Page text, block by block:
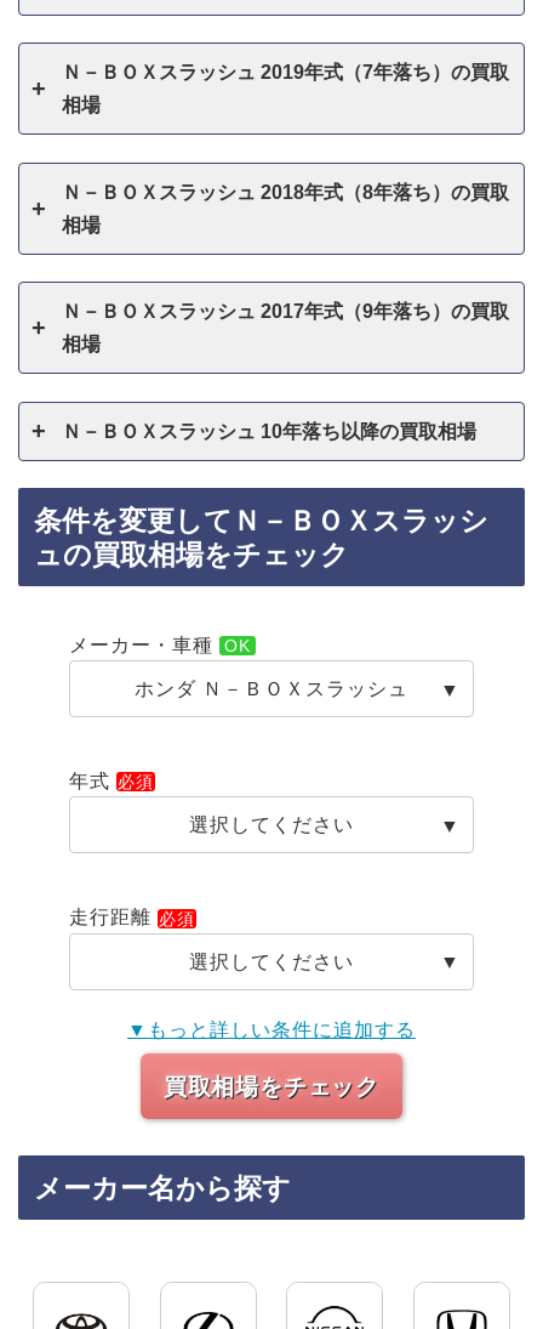
Ｎ－ＢＯＸスラッシュ 2019年式（7年落ち）の買取
相場
Ｎ－ＢＯＸスラッシュ 2018年式（8年落ち）の買取
相場
Ｎ－ＢＯＸスラッシュ 2017年式（9年落ち）の買取
相場
Ｎ－ＢＯＸスラッシュ 10年落ち以降の買取相場
条件を変更してＮ－ＢＯＸスラッシ
ュの買取相場をチェック
メーカー・車種
ホンダ Ｎ－ＢＯＸスラッシュ
年式
選択してください
走行距離
選択してください
▼もっと詳しい条件に追加する
買取相場をチェック
メーカー名から探す